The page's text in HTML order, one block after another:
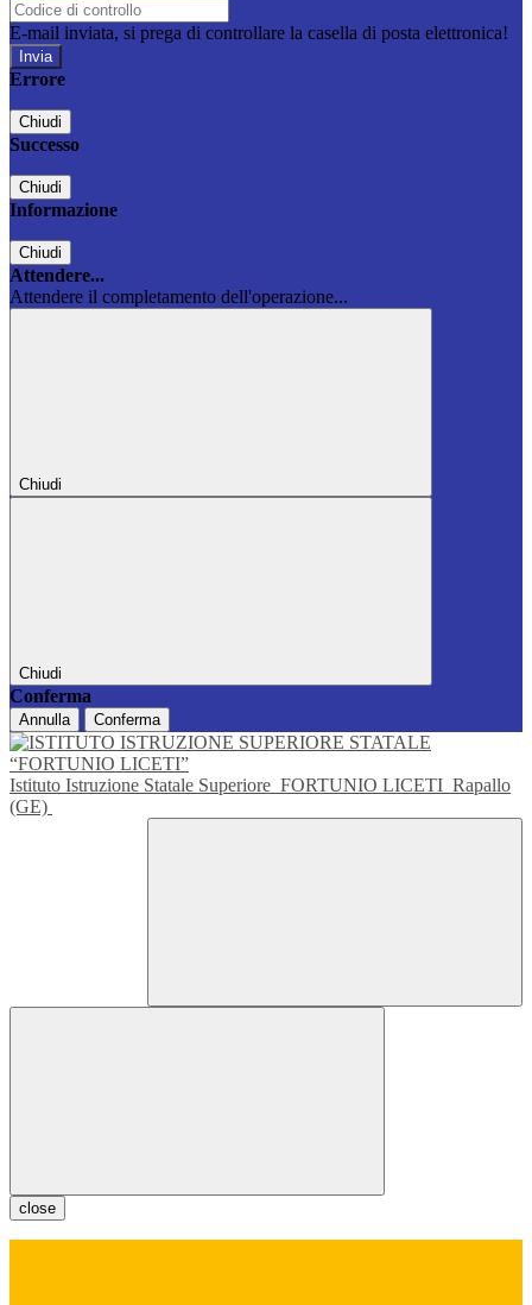
E-mail inviata, si prega di controllare la casella di posta elettronica!
Errore
Chiudi
Successo
Chiudi
Informazione
Chiudi
Attendere...
Attendere il completamento dell'operazione...
Chiudi
Chiudi
Conferma
Annulla Conferma
Istituto Istruzione Statale Superiore FORTUNIO LICETI Rapallo
(GE)
close